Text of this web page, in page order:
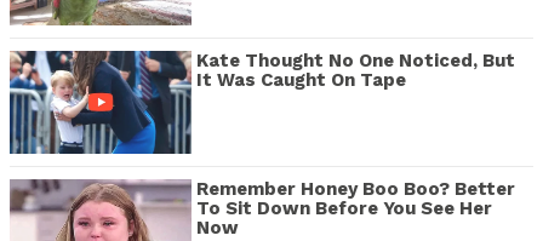
Kate Thought No One Noticed, But
It Was Caught On Tape
Remember Honey Boo Boo? Better
To Sit Down Before You See Her
Now